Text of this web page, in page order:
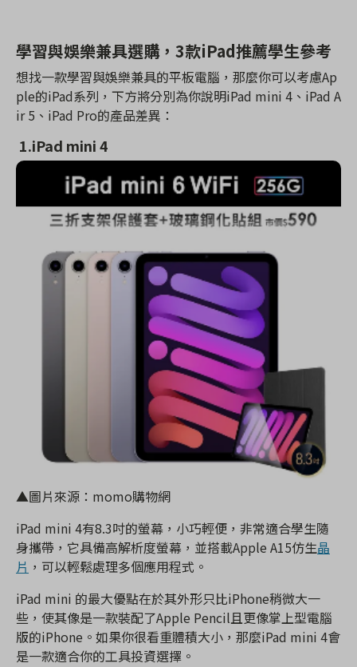
學習與娛樂兼具選購，3款iPad推薦學生參考
想找一款學習與娛樂兼具的平板電腦，那麼你可以考慮Ap
ple的iPad系列，下方將分別為你說明iPad mini 4、iPad A
ir 5、iPad Pro的產品差異：
1.iPad mini 4
▲圖片來源：momo購物網
iPad mini 4有8.3吋的螢幕，小巧輕便，非常適合學生隨
身攜帶，它具備高解析度螢幕，並搭載Apple A15仿生晶
片 ，可以輕鬆處理多個應用程式。
iPad mini 的最大優點在於其外形只比iPhone稍微大一
些，使其像是一款裝配了Apple Pencil且更像掌上型電腦
版的iPhone。如果你很看重體積大小，那麼iPad mini 4會
是一款適合你的工具投資選擇。